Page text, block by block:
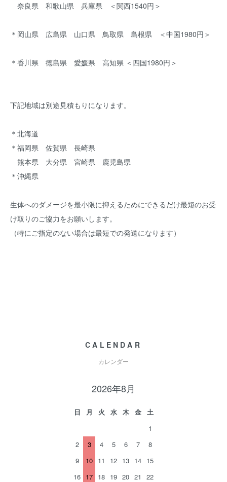
奈良県 和歌山県 兵庫県 ＜関西1540円＞
＊岡山県 広島県 山口県 鳥取県 島根県 ＜中国1980円＞
＊香川県 徳島県 愛媛県 高知県 ＜四国1980円＞
下記地域は別途見積もりになります。
＊北海道
＊福岡県 佐賀県 長崎県
熊本県 大分県 宮崎県 鹿児島県
＊沖縄県
生体へのダメージを最小限に抑えるためにできるだけ最短のお受
け取りのご協力をお願いします。
（特にご指定のない場合は最短での発送になります）
CALENDAR
カレンダー
2026年8月
日 月 火 水 木 金
土
1
2
3 4 5 6 7
8
9
10 11 12 13 14 15
16 17 18 19 20 21
22